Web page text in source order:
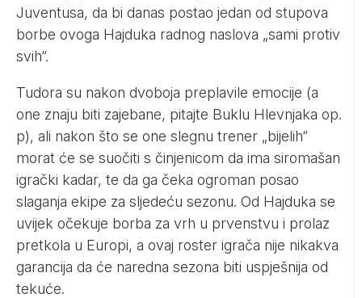
Juventusa, da bi danas postao jedan od stupova
borbe ovoga Hajduka radnog naslova „sami protiv
svih“.
Tudora su nakon dvoboja preplavile emocije (a
one znaju biti zajebane, pitajte Buklu Hlevnjaka op.
p), ali nakon što se one slegnu trener „bijelih“
morat će se suočiti s činjenicom da ima siromašan
igrački kadar, te da ga čeka ogroman posao
slaganja ekipe za sljedeću sezonu. Od Hajduka se
uvijek očekuje borba za vrh u prvenstvu i prolaz
pretkola u Europi, a ovaj roster igrača nije nikakva
garancija da će naredna sezona biti uspješnija od
tekuće.